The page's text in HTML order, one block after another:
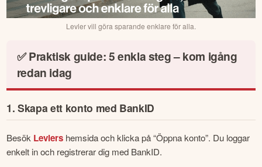
Levler vill göra sparande enklare för alla.
✅ Praktisk guide: 5 enkla steg – kom igång
redan idag
1. Skapa ett konto med BankID
Besök Levlers hemsida och klicka på “Öppna konto”. Du loggar
enkelt in och registrerar dig med BankID.